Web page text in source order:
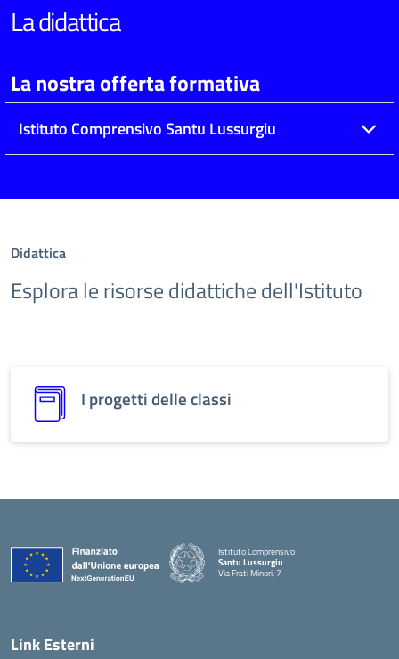
La didattica
La nostra offerta formativa
Istituto Comprensivo Santu Lussurgiu
Didattica
Esplora le risorse didattiche dell'Istituto
I progetti delle classi
Istituto Comprensivo
Santu Lussurgiu
Via Frati Minori, 7
Link Esterni